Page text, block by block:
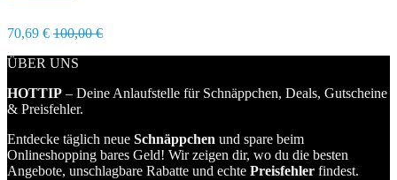
70,69 € 100,00 €
ÜBER UNS
HOTTIP – Deine Anlaufstelle für Schnäppchen, Deals, Gutscheine
& Preisfehler.
Entdecke täglich neue Schnäppchen und spare beim
Onlineshopping bares Geld! Wir zeigen dir, wo du die besten
Angebote, unschlagbare Rabatte und echte Preisfehler findest.